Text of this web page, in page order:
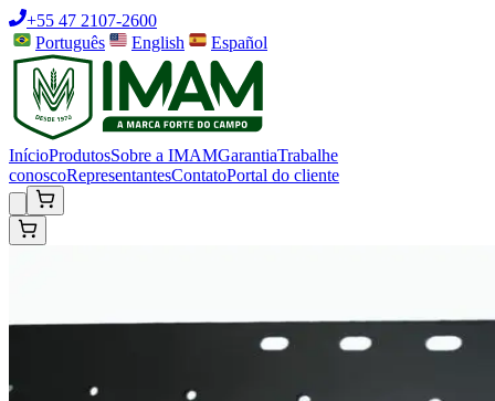
+55 47 2107-2600
Português
English Español
InícioProdutosSobre a IMAMGarantiaTrabalhe
conoscoRepresentantesContatoPortal do cliente